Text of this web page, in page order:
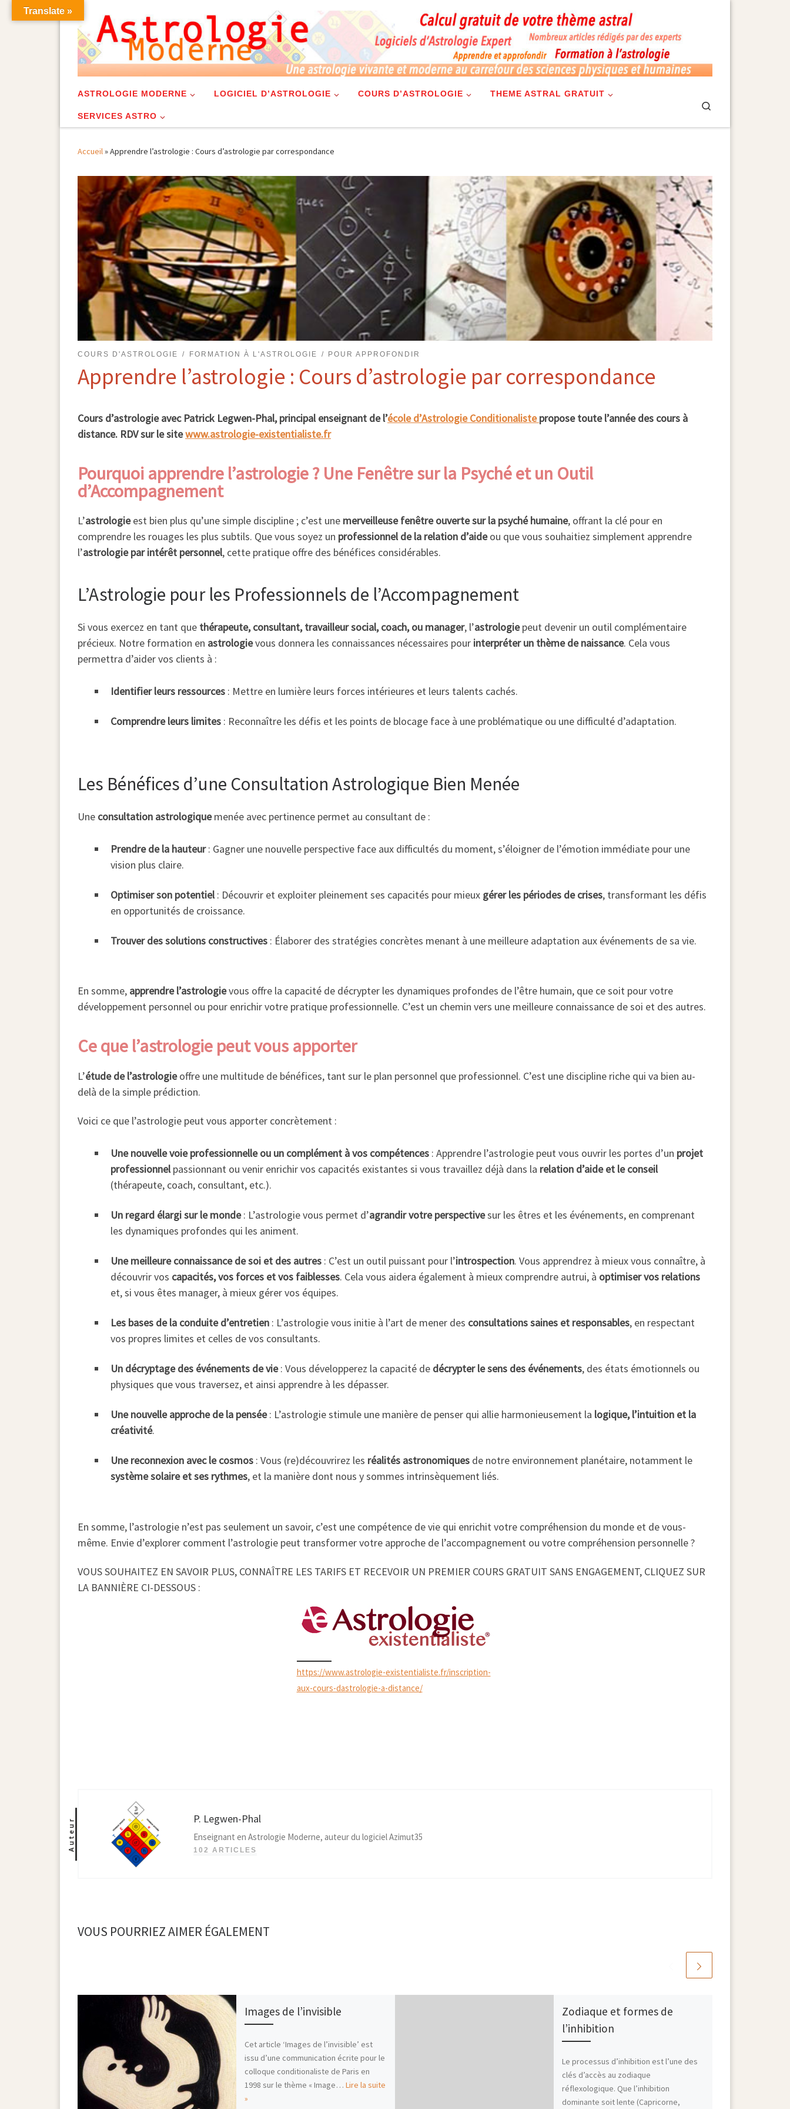
Skip to content
ASTROLOGIE MODERNE LOGICIEL D’ASTROLOGIE COURS D’ASTROLOGIE THEME ASTRAL GRATUIT
SERVICES ASTRO
Accueil»Apprendre l’astrologie : Cours d’astrologie par correspondance
COURS D'ASTROLOGIE FORMATION À L'ASTROLOGIE POUR APPROFONDIR
Apprendre l’astrologie : Cours d’astrologie par correspondance
Cours d’astrologie avec Patrick Legwen-Phal, principal enseignant de l’école d’Astrologie Conditionalistepropose toute l’année des cours à
distance. RDV sur le sitewww.astrologie-existentialiste.fr
Pourquoi apprendre l’astrologie ? Une Fenêtre sur la Psyché et un Outil
d’Accompagnement
L’astrologieest bien plus qu’une simple discipline ; c’est une merveilleuse fenêtre ouverte sur la psyché humaine, offrant la clé pour en
comprendre les rouages les plus subtils. Que vous soyez un professionnel de la relation d’aideou que vous souhaitiez simplement apprendre
l’astrologie par intérêt personnel, cette pratique offre des bénéfices considérables.
L’Astrologie pour les Professionnels de l’Accompagnement
Si vous exercez en tant que thérapeute, consultant, travailleur social, coach, ou manager, l’astrologiepeut devenir un outil complémentaire
précieux. Notre formation en astrologievous donnera les connaissances nécessaires pour interpréter un thème de naissance. Cela vous
permettra d’aider vos clients à :
Identifier leurs ressources : Mettre en lumière leurs forces intérieures et leurs talents cachés.
Comprendre leurs limites : Reconnaître les défis et les points de blocage face à une problématique ou une difficulté d’adaptation.
Les Bénéfices d’une Consultation Astrologique Bien Menée
Une consultation astrologiquemenée avec pertinence permet au consultant de :
Prendre de la hauteur: Gagner une nouvelle perspective face aux difficultés du moment, s’éloigner de l’émotion immédiate pour une
vision plus claire.
Optimiser son potentiel: Découvrir et exploiter pleinement ses capacités pour mieux gérer les périodes de crises, transformant les défis
en opportunités de croissance.
Trouver des solutions constructives : Élaborer des stratégies concrètes menant à une meilleure adaptation aux événements de sa vie.
En somme, apprendre l’astrologievous offre la capacité de décrypter les dynamiques profondes de l’être humain, que ce soit pour votre
développement personnel ou pour enrichir votre pratique professionnelle. C’est un chemin vers une meilleure connaissance de soi et des autres.
Ce que l’astrologie peut vous apporter
L’étude de l’astrologieoffre une multitude de bénéfices, tant sur le plan personnel que professionnel. C’est une discipline riche qui va bien au-
delà de la simple prédiction.
Voici ce que l’astrologie peut vous apporter concrètement :
Une nouvelle voie professionnelle ou un complément à vos compétences : Apprendre l’astrologie peut vous ouvrir les portes d’un projet
professionnelpassionnant ou venir enrichir vos capacités existantes si vous travaillez déjà dans la relation d’aide et le conseil
(thérapeute, coach, consultant, etc.).
Un regard élargi sur le monde: L’astrologie vous permet d’agrandir votre perspectivesur les êtres et les événements, en comprenant
les dynamiques profondes qui les animent.
Une meilleure connaissance de soi et des autres : C’est un outil puissant pour l’introspection. Vous apprendrez à mieux vous connaître, à
découvrir vos capacités, vos forces et vos faiblesses. Cela vous aidera également à mieux comprendre autrui, à optimiser vos relations
et, si vous êtes manager, à mieux gérer vos équipes.
Les bases de la conduite d’entretien : L’astrologie vous initie à l’art de mener des consultations saines et responsables, en respectant
vos propres limites et celles de vos consultants.
Un décryptage des événements de vie: Vous développerez la capacité de décrypter le sens des événements, des états émotionnels ou
physiques que vous traversez, et ainsi apprendre à les dépasser.
Une nouvelle approche de la pensée: L’astrologie stimule une manière de penser qui allie harmonieusement la logique, l’intuition et la
créativité.
Une reconnexion avec le cosmos : Vous (re)découvrirez les réalités astronomiques de notre environnement planétaire, notamment le
système solaire et ses rythmes, et la manière dont nous y sommes intrinsèquement liés.
En somme, l’astrologie n’est pas seulement un savoir, c’est une compétence de vie qui enrichit votre compréhension du monde et de vous-
même. Envie d’explorer comment l’astrologie peut transformer votre approche de l’accompagnement ou votre compréhension personnelle ?
VOUS SOUHAITEZ EN SAVOIR PLUS, CONNAÎTRE LES TARIFS ET RECEVOIR UN PREMIER COURS GRATUIT SANS ENGAGEMENT, CLIQUEZ SUR
LA BANNIÈRE CI-DESSOUS :
https://www.astrologie-existentialiste.fr/inscription-
aux-cours-dastrologie-a-distance/
Auteur P. Legwen-Phal
Enseignant en Astrologie Moderne, auteur du logiciel Azimut35
102 ARTICLES
VOUS POURRIEZ AIMER ÉGALEMENT
Images de l’invisible
Cet article ‘Images de l’invisible’ est
issu d’une communication écrite pour le
colloque conditionaliste de Paris en
1998 sur le thème « Image…Lire la suite
»
Zodiaque et formes de
l’inhibition
Le processus d’inhibition est l’une des
clés d’accès au zodiaque
réflexologique. Que l’inhibition
dominante soit lente (Capricorne,
Translate »